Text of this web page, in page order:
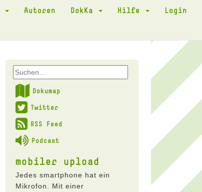
Autoren DokKa Hilfe Login
Dokumap
Twitter
RSS Feed
Podcast
mobiler upload
Jedes smartphone hat ein
Mikrofon. Mit einer